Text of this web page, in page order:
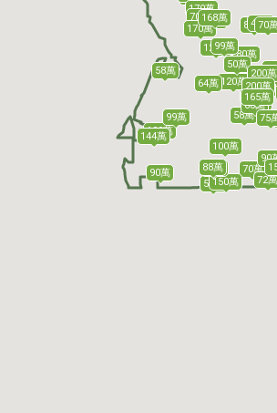
129萬
90萬
120萬
80萬
98萬
55萬
70萬
90
150萬
58萬
80萬
200萬
144萬
72
120萬
60萬
99萬
43萬
170萬
96萬
88萬
64萬
75
70
170萬
50萬
200萬
58萬
178萬
70萬
170萬
200萬
100萬
99萬
165萬
168萬